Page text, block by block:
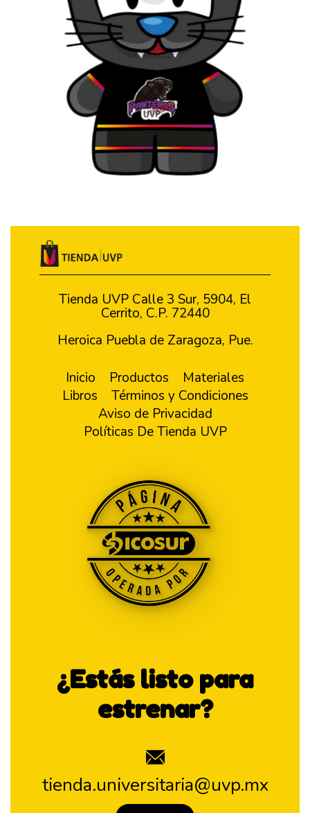
Tienda UVP Calle 3 Sur, 5904, El
Cerrito, C.P. 72440
Heroica Puebla de Zaragoza, Pue.
Inicio Productos
Materiales
Libros
Términos y Condiciones
Aviso de Privacidad
Políticas De Tienda UVP
¿Estás listo para
estrenar?
tienda.universitaria@uvp.mx